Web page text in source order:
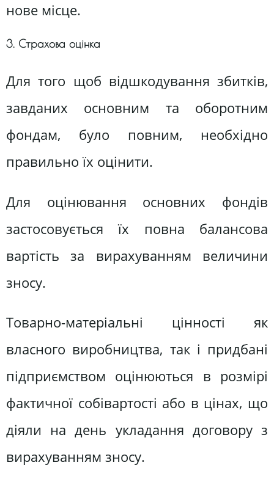
нове місце.
3. Страхова оцінка
Для того щоб відшкодування збитків,
завданих основним та оборотним
фондам, було повним, необхідно
правильно їх оцінити.
Для оцінювання основних фондів
застосовується їх повна балансова
вартість за вирахуванням величини
зносу.
Товарно-матеріальні цінності як
власного виробництва, так і придбані
підприємством оцінюються в розмірі
фактичної собівартості або в цінах, що
діяли на день укладання договору з
вирахуванням зносу.